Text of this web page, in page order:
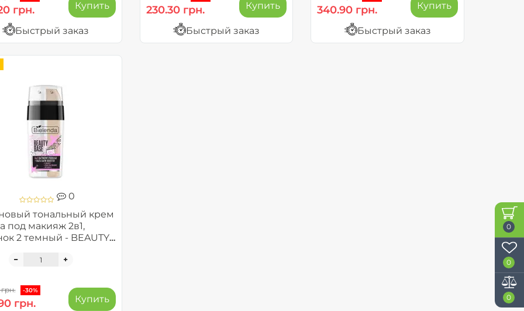
0
0
0
грн. Купить
Быстрый заказ
230.30 грн. Купить
Быстрый заказ
340.90 грн. Купить
Быстрый заказ
0
тональный крем
под макияж 2в1,
2 темный - BEAUTY
-30%
грн. Купить